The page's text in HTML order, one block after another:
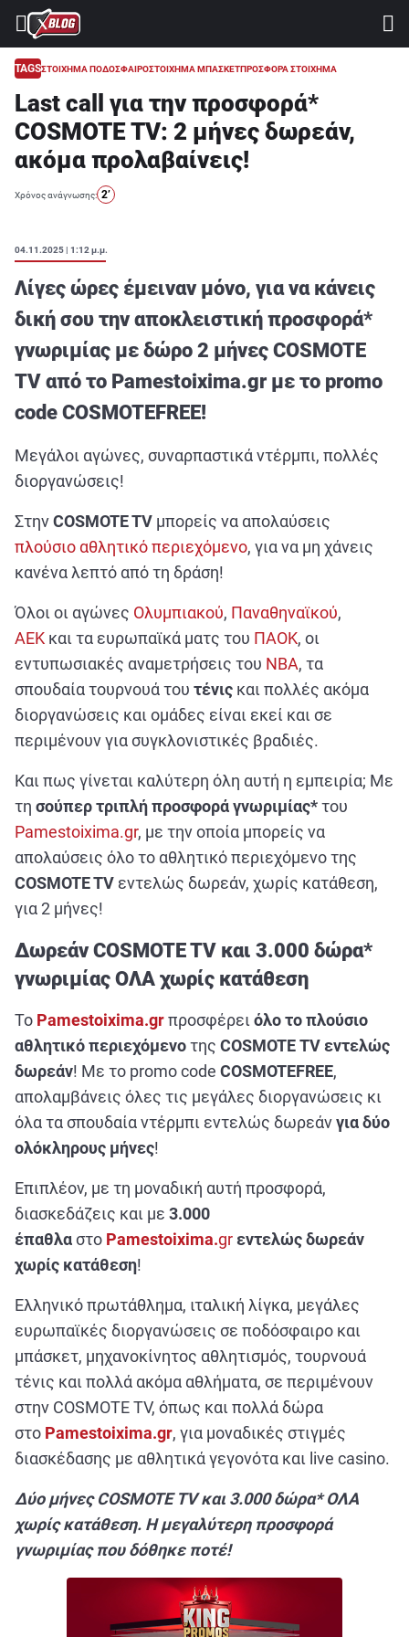
⚽ ΜΟΥΝΤΙΑΛ 2026
ΣΤΟΙΧΗΜΑ
CASINO
ΠΡΟΓΝΩΣΤΙΚΑ ΤIPSTERS
ΠΡΟΓΝΩΣΤΙΚΑ ΚΑΤΗΓΟΡΙΕΣ
ΔΙΑΓΩΝΙΣΜΟΙ
TSILI LEAGUE
RETRO
BLOGS
QUIZ
ΑΘΛΗΤΙΚΑ
ΣΥΝΕΝΤΕΥΞΕΙΣ
ΑΘΛΗΤΙΚΕΣ ΜΕΤΑΔΟΣΕΙΣ
TAGSΣΤΟΙΧΗΜΑ ΠΟΔΟΣΦΑΙΡΟΣΤΟΙΧΗΜΑ ΜΠΑΣΚΕΤΠΡΟΣΦΟΡΑ ΣΤΟΙΧΗΜΑ
Last call για την προσφορά*
COSMOTE TV: 2 μήνες δωρεάν,
ακόμα προλαβαίνεις!
Χρόνος ανάγνωσης: 2’
04.11.2025 | 1:12 μ.μ.
Λίγες ώρες έμειναν μόνο, για να κάνεις
δική σου την αποκλειστική προσφορά*
γνωριμίας με δώρο 2 μήνες COSMOTE
TV από το Pamestoixima.gr με το promo
code COSMOTEFREE!
Μεγάλοι αγώνες, συναρπαστικά ντέρμπι, πολλές
διοργανώσεις!
ΣτηνCOSMOTE TV μπορείς να απολαύσεις
πλούσιο αθλητικό περιεχόμενο, για να μη χάνεις
κανένα λεπτό από τη δράση!
Όλοι οι αγώνες Ολυμπιακού, Παναθηναϊκού,
ΑΕΚ και τα ευρωπαϊκά ματς του ΠΑΟΚ, οι
εντυπωσιακές αναμετρήσεις του NBA, τα
σπουδαία τουρνουά του τένις και πολλές ακόμα
διοργανώσεις και ομάδες είναι εκεί και σε
περιμένουν για συγκλονιστικές βραδιές.
Και πως γίνεται καλύτερη όλη αυτή η εμπειρία; Με
τη σούπερ τριπλή προσφορά γνωριμίας*του
Pamestoixima.gr, με την οποία μπορείς να
απολαύσεις όλο το αθλητικό περιεχόμενο της
COSMOTE TV εντελώς δωρεάν, χωρίς κατάθεση,
για 2 μήνες!
Δωρεάν COSMOTE TV και 3.000 δώρα*
γνωριμίας ΟΛΑ χωρίς κατάθεση
Το Pamestoixima.grπροσφέρει όλο το πλούσιο
αθλητικό περιεχόμενοτης COSMOTETV εντελώς
δωρεάν! Με το promo code COSMOTEFREE,
απολαμβάνεις όλες τις μεγάλες διοργανώσεις κι
όλα τα σπουδαία ντέρμπι εντελώς δωρεάνγια δύο
ολόκληρους μήνες!
Επιπλέον, με τη μοναδική αυτή προσφορά,
διασκεδάζεις και με 3.000
έπαθλαστο Pamestoixima.gr εντελώς δωρεάν
χωρίς κατάθεση!
Ελληνικό πρωτάθλημα, ιταλική λίγκα, μεγάλες
ευρωπαϊκές διοργανώσεις σε ποδόσφαιρο και
μπάσκετ, μηχανοκίνητος αθλητισμός, τουρνουά
τένις και πολλά ακόμα αθλήματα, σε περιμένουν
στην COSMOTETV, όπως και πολλά δώρα
στο Pamestoixima.gr, για μοναδικές στιγμές
διασκέδασης με αθλητικά γεγονότα και live casino.
Δύο μήνεςCOSMOTE TVκαι 3.000 δώρα* ΟΛΑ
χωρίς κατάθεση. Η μεγαλύτερη προσφορά
γνωριμίας που δόθηκε ποτέ!